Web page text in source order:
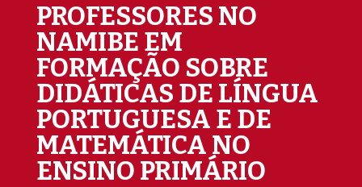
PROFESSORES NO
NAMIBE EM
FORMAÇÃO SOBRE
DIDÁTICAS DE LÍNGUA
PORTUGUESA E DE
MATEMÁTICA NO
ENSINO PRIMÁRIO